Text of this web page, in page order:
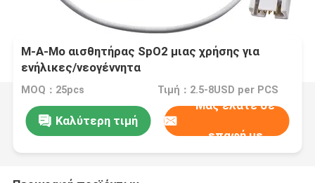
Μ-Α-Μο αισθητήρας SpO2 μιας χρήσης για
ενήλικες/νεογέννητα
MOQ：25pcs Τιμή：2.5-8USD per PCS
Καλύτερη τιμή
Μας ελάτε σε
επαφή με